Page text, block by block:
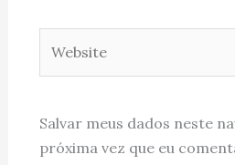
Salvar meus dados neste
próxima vez que eu